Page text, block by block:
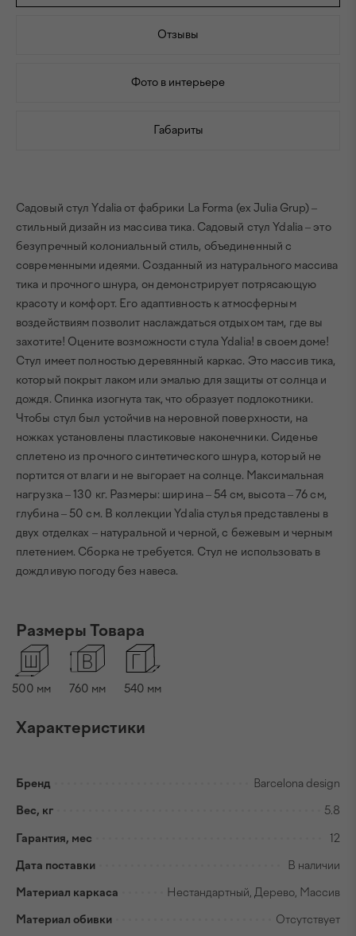
Отзывы
Фото в интерьере
Габариты
Садовый стул Ydalia от фабрики La Forma (ex Julia Grup) –
стильный дизайн из массива тика. Садовый стул Ydalia – это
безупречный колониальный стиль, объединенный с
современными идеями. Созданный из натурального массива
тика и прочного шнура, он демонстрирует потрясающую
красоту и комфорт. Его адаптивность к атмосферным
воздействиям позволит наслаждаться отдыхом там, где вы
захотите! Оцените возможности стула Ydalia! в своем доме!
Стул имеет полностью деревянный каркас. Это массив тика,
который покрыт лаком или эмалью для защиты от солнца и
дождя. Спинка изогнута так, что образует подлокотники.
Чтобы стул был устойчив на неровной поверхности, на
ножках установлены пластиковые наконечники. Сиденье
сплетено из прочного синтетического шнура, который не
портится от влаги и не выгорает на солнце. Максимальная
нагрузка – 130 кг. Размеры: ширина – 54 см, высота – 76 см,
глубина – 50 см. В коллекции Ydalia стулья представлены в
двух отделках – натуральной и черной, с бежевым и черным
плетением. Сборка не требуется. Стул не использовать в
дождливую погоду без навеса.
Размеры Товара
500 мм 760 мм 540 мм
Характеристики
Бренд Barcelona design
Вес, кг 5.8
Гарантия, мес 12
Дата поставки В наличии
Материал каркаса Нестандартный, Дерево, Массив
Материал обивки Отсутствует